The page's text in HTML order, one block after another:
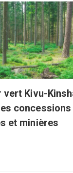
vert Kivu-
concessions
et minières